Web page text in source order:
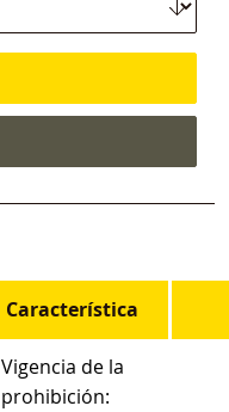
Característica
Vigencia de la
prohibición: